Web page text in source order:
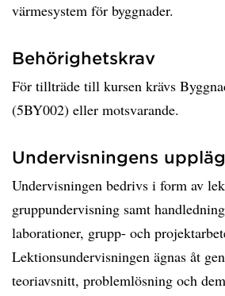
värmesystem för byggnader.
Behörighetskrav
För tillträde till kursen krävs
(5BY002) eller motsvarande.
Undervisningens
Undervisningen bedrivs i form av
gruppundervisning samt
laborationer, grupp- och
Lektionsundervisningen ägnas åt
teoriavsnitt, problemlösning och